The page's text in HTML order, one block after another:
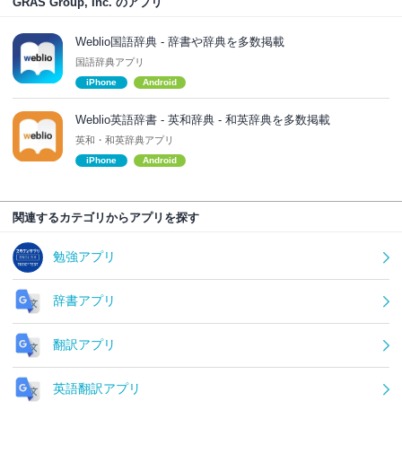
Weblio国語辞典 - 辞書や辞典を多数掲載
国語辞典アプリ
iPhone Android
Weblio英語辞書 - 英和辞典 - 和英辞典を多数掲載
英和・和英辞典アプリ
iPhone Android
関連するカテゴリからアプリを探す
勉強アプリ
辞書アプリ
翻訳アプリ
英語翻訳アプリ